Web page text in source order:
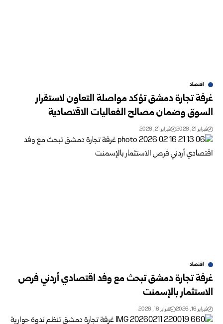
اقتصاد
غرفة تجارة دمشق تؤكد مواصلة التعاون لاستقرار
السوق وضمان مصالح الفعاليات الاقتصادية
فبراير 21, 2026 فبراير 21, 2026
اقتصاد
غرفة تجارة دمشق تبحث مع وفد اقتصادي أردني فرص
الاستثمار بالإسمنت
فبراير 16, 2026 فبراير 16, 2026